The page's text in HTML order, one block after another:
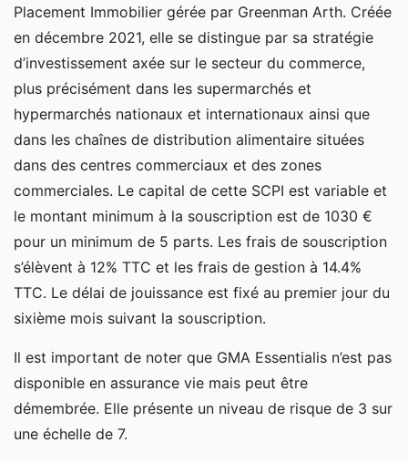
Placement Immobilier gérée par Greenman Arth. Créée
en décembre 2021, elle se distingue par sa stratégie
d’investissement axée sur le secteur du commerce,
plus précisément dans les supermarchés et
hypermarchés nationaux et internationaux ainsi que
dans les chaînes de distribution alimentaire situées
dans des centres commerciaux et des zones
commerciales. Le capital de cette SCPI est variable et
le montant minimum à la souscription est de 1030 €
pour un minimum de 5 parts. Les frais de souscription
s’élèvent à 12% TTC et les frais de gestion à 14.4%
TTC. Le délai de jouissance est fixé au premier jour du
sixième mois suivant la souscription.
Il est important de noter que GMA Essentialis n’est pas
disponible en assurance vie mais peut être
démembrée. Elle présente un niveau de risque de 3 sur
une échelle de 7.